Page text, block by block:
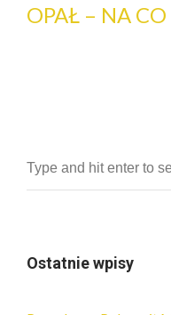
OPAŁ – NA
Ostatnie wpisy